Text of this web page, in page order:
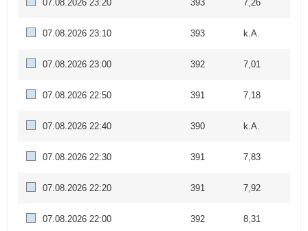
07.08.2026 23:20 393 7,26
07.08.2026 23:10 393 k.A.
07.08.2026 23:00 392 7,01
07.08.2026 22:50 391 7,18
07.08.2026 22:40 390 k.A.
07.08.2026 22:30 391 7,83
07.08.2026 22:20 391 7,92
07.08.2026 22:00 392 8,31